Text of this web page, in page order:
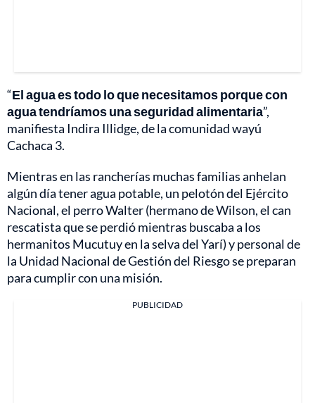
“El agua es todo lo que necesitamos porque con
agua tendríamos una seguridad alimentaria”,
manifiesta Indira Illidge, de la comunidad wayú
Cachaca 3.
Mientras en las rancherías muchas familias anhelan
algún día tener agua potable, un pelotón del Ejército
Nacional, el perro Walter (hermano de Wilson, el can
rescatista que se perdió mientras buscaba a los
hermanitos Mucutuy en la selva del Yarí) y personal de
la Unidad Nacional de Gestión del Riesgo se preparan
para cumplir con una misión.
PUBLICIDAD